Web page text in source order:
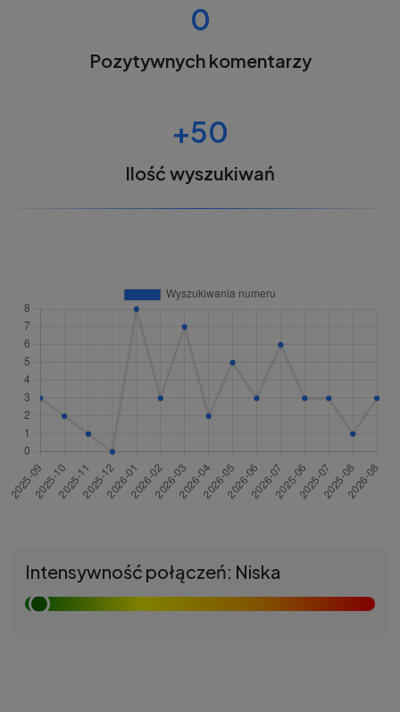
0
Pozytywnych komentarzy
+50
Ilość wyszukiwań
Intensywność połączeń: Niska